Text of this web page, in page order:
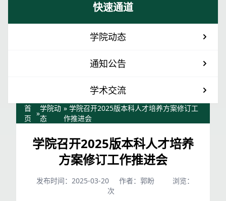
快速通道
学院动态
通知公告
学术交流
首
页
»
学院动
态
» 学院召开2025版本科人才培养方案修订工
作推进会
学院召开2025版本科人才培养
方案修订工作推进会
发布时间：2025-03-20 作者：郭盼
浏览：
次